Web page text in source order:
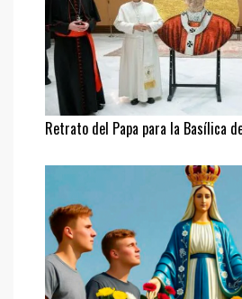
Retrato del Papa para la Basílica